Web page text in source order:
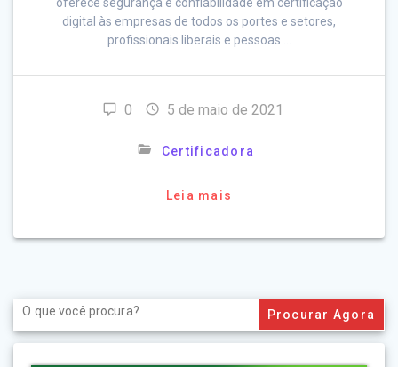
digital às empresas de todos os portes e setores,
profissionais liberais e pessoas …
0 5 de maio de 2021
Certificadora
Leia mais
Search
for: